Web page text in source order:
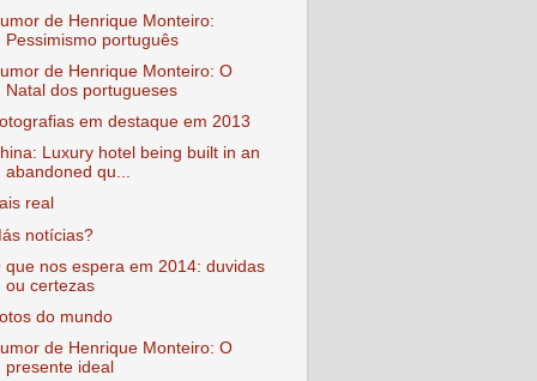
de Henrique Monteiro:
Pessimismo português
de Henrique Monteiro: O
Natal dos portugueses
em destaque em 2013
Luxury hotel being built in an
abandoned qu...
real
notícias?
que nos espera em 2014: duvidas
ou certezas
do mundo
de Henrique Monteiro: O
presente ideal